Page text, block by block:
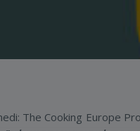
The Cooking Europe